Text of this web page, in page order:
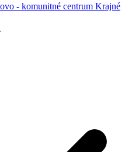
- komunitné centrum Krajné